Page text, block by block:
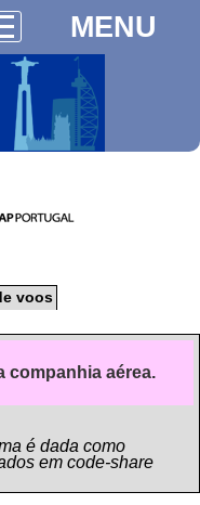
MENU
voos
companhia aérea.
é dada como
em code-share